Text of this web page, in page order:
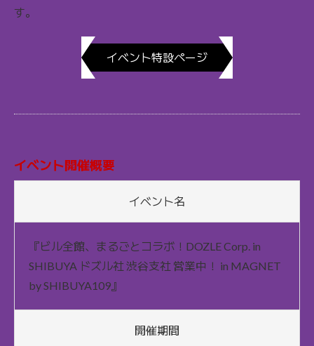
す。
イベント特設ページ
イベント開催概要
イベント名
『ビル全館、まるごとコラボ！DOZLE Corp. in
SHIBUYA ドズル社 渋谷支社 営業中！ in MAGNET
by SHIBUYA109』
開催期間